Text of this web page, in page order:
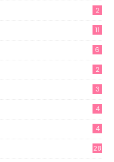
2
11
6
2
3
4
4
28